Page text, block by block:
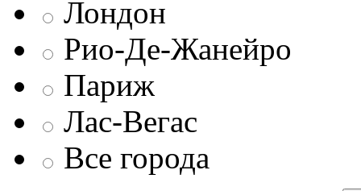
Лондон
Рио-Де-Жанейро
Париж
Лас-Вегас
Все города